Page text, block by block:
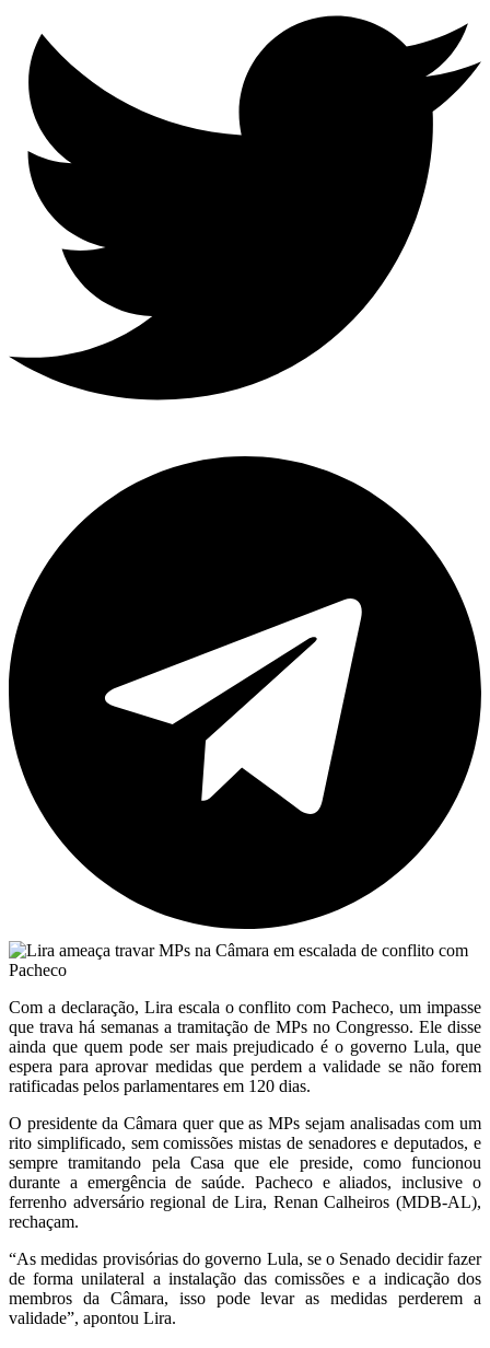
Com a declaração, Lira escala o conflito com Pacheco, um impasse
que trava há semanas a tramitação de MPs no Congresso. Ele disse
ainda que quem pode ser mais prejudicado é o governo Lula, que
espera para aprovar medidas que perdem a validade se não forem
ratificadas pelos parlamentares em 120 dias.
O presidente da Câmara quer que as MPs sejam analisadas com um
rito simplificado, sem comissões mistas de senadores e deputados, e
sempre tramitando pela Casa que ele preside, como funcionou
durante a emergência de saúde. Pacheco e aliados, inclusive o
ferrenho adversário regional de Lira, Renan Calheiros (MDB-AL),
rechaçam.
“As medidas provisórias do governo Lula, se o Senado decidir fazer
de forma unilateral a instalação das comissões e a indicação dos
membros da Câmara, isso pode levar as medidas perderem a
validade”, apontou Lira.